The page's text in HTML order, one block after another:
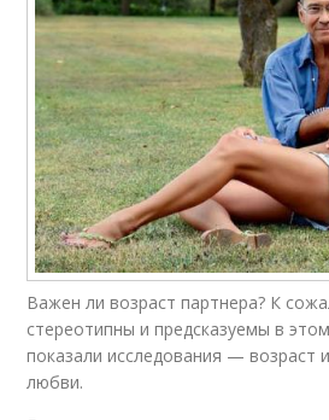
Важен ли возраст партнера? К
стереотипны и предсказуемы в
показали исследования — возраст
любви.